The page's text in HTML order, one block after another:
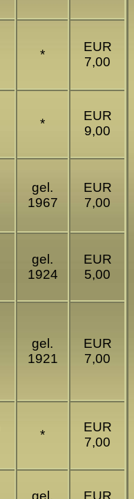
*
EUR
7,00
*
EUR
9,00
gel.
1967
EUR
7,00
gel.
1924
EUR
5,00
gel.
1921
EUR
7,00
*
EUR
7,00
gel.
EUR